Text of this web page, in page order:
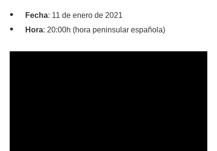
Fecha: 11 de enero de 2021
Hora: 20:00h (hora peninsular española)